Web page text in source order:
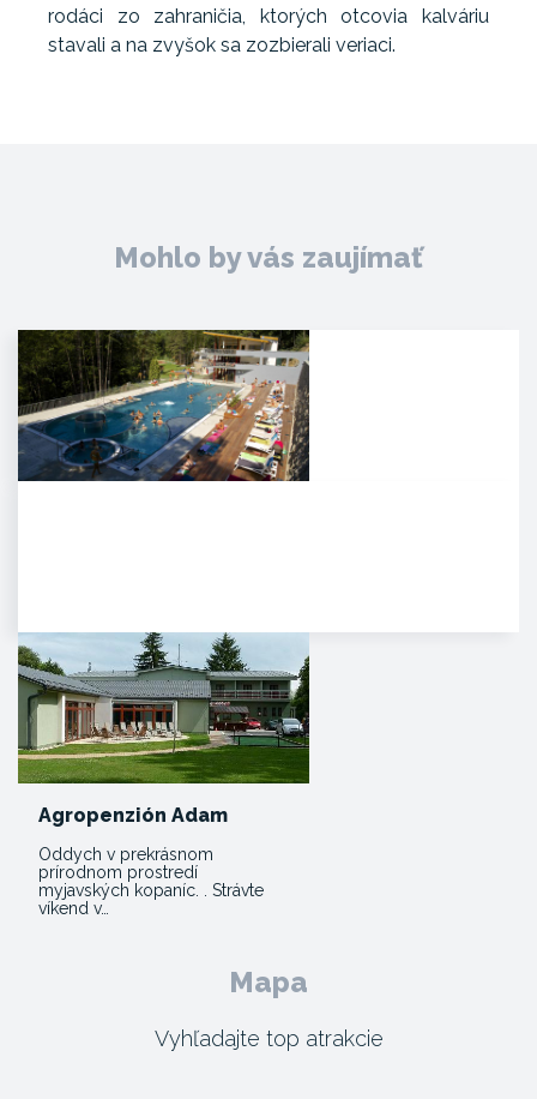
rodáci zo zahraničia, ktorých otcovia kalváriu
stavali a na zvyšok sa zozbierali veriaci.
Mohlo by vás zaujímať
Agropenzión Adam
Oddych v prekrásnom
prírodnom prostredí
myjavských kopaníc. . Strávte
víkend v…
Mapa
Vyhľadajte top atrakcie